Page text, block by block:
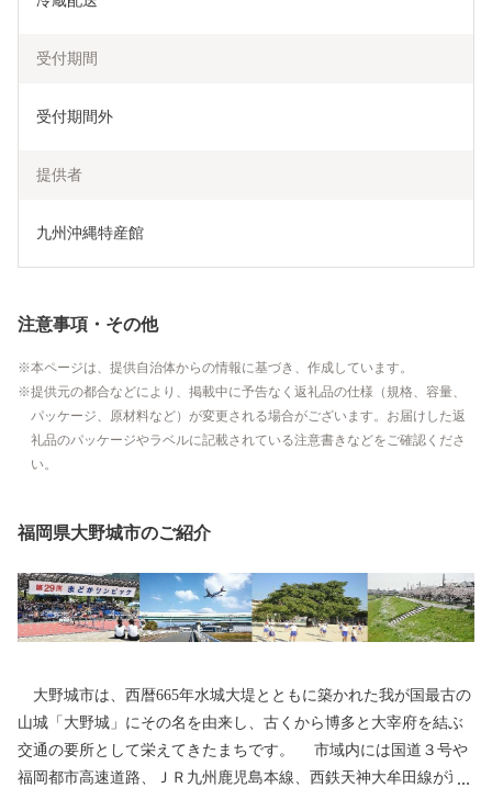
受付期間
受付期間外
提供者
九州沖縄特産館
注意事項・その他
本ページは、提供自治体からの情報に基づき、作成しています。
提供元の都合などにより、掲載中に予告なく返礼品の仕様（規格、容量、
パッケージ、原材料など）が変更される場合がございます。お届けした返
礼品のパッケージやラベルに記載されている注意書きなどをご確認くださ
い。
福岡県大野城市のご紹介
大野城市は、西暦665年水城大堤とともに築かれた我が国最古の
山城「大野城」にその名を由来し、古くから博多と大宰府を結ぶ
交通の要所として栄えてきたまちです。 市域内には国道３号や
福岡都市高速道路、ＪＲ九州鹿児島本線、西鉄天神大牟田線が通